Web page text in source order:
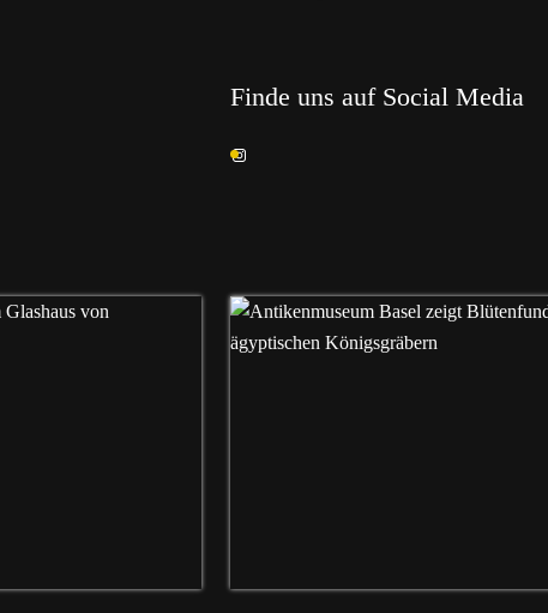
Finde uns auf Social Media